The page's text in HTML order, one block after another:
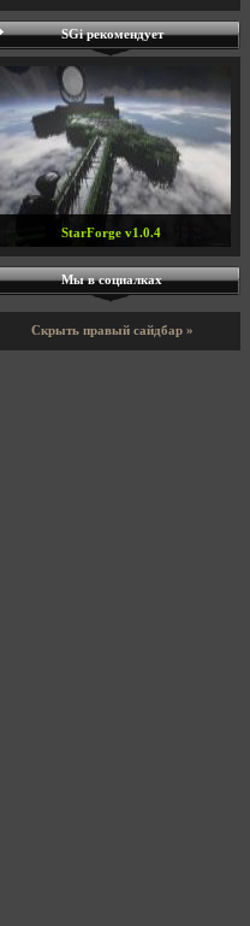
SGi рекомендует
StarForge v1.0.4
Мы в социалках
Скрыть правый сайдбар »